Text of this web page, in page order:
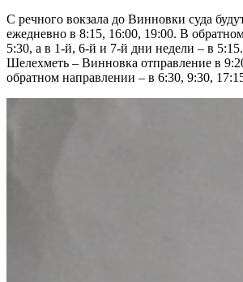
С речного вокзала до Винновки суда
ежедневно в 8:15, 16:00, 19:00. В
5:30, а в 1-й, 6-й и 7-й дни недели – в
Шелехметь – Винновка отправление в
обратном направлении – в 6:30, 9:30,